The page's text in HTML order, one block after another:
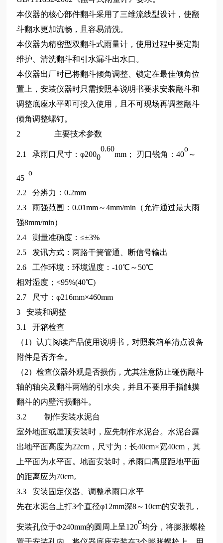
本仪器的核心部件翻斗采用了三维流线型设计，使翻
斗翻水更加流畅，且容易清洗。
本仪器为精密型双翻斗式雨量计，使用过程中要定期
维护、清洗翻斗和引水漏斗出水口。
本仪器出厂时已将翻斗倾角调整、锁定在最佳倾角位
置上，安装仪器时只需按照本说明书要求安装翻斗和
调整底座水平即可投入使用，且不可现场再调整翻斗
倾角调整螺钉。
2 主要技术参数
2.1 承雨口尺寸：φ2000
0.60
mm； 刃口锐角：40
o
～
45
o
2.2 分辨力：0.2mm
2.3 雨强范围：0.01mm～4mm/min（允许通过最大雨
强8mm/min）
2.4 测量准确度：≤±3%
2.5 发讯方式：两路干簧管通、断信号输出
2.6 工作环境：环境温度：-10℃～50℃
相对湿度；<95%(40℃)
2.7 尺寸：φ216mm×460mm
3 安装和调整
3.1 开箱检查
（1）认真阅读产品使用说明书，对照装箱单清点设备
附件是否齐全。
（2）检查仪器外观是否损伤，尤其注意防止碰伤翻斗
轴的轴尖及翻斗两端的引水尖，并且不要用手指触摸
翻斗的内壁污损翻斗。
3.2 制作安装水泥台
室外地面或屋顶安装时，应先制作水泥台。水泥台露
出地平面高度为22cm，尺寸为：长40cm×宽40cm，其
上平面为水平面。地面安装时，承雨口高度距地平面
的距离应为70cm。
3.3 安装固定仪器、调整承雨口水平
先在水泥台上打3个直径φ12mm深8～10cm的安装孔，
安装孔位于Φ240mm的圆周上呈120
o
均分，将膨胀螺栓